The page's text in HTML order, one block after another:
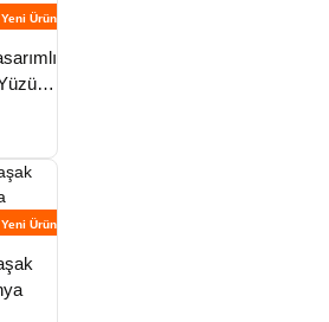
Yeni Ürün
-
Yeni Ürün